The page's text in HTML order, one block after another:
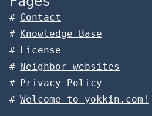
Contact
Knowledge Base
License
Neighbor websites
Privacy Policy
Welcome to yokkin.com!